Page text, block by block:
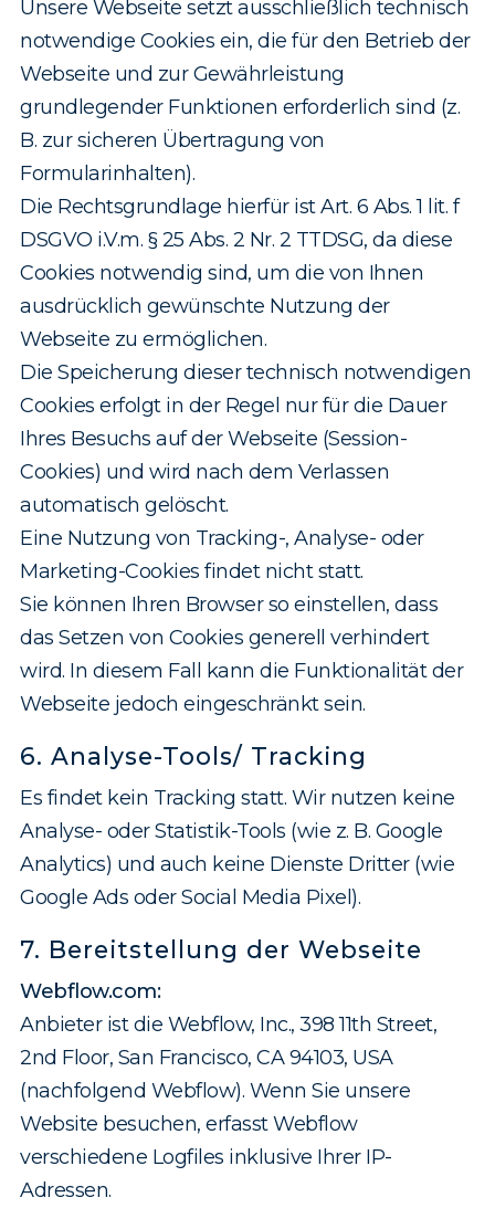
Unsere Webseite setzt ausschließlich technisch
notwendige Cookies ein, die für den Betrieb der
Webseite und zur Gewährleistung
grundlegender Funktionen erforderlich sind (z.
B. zur sicheren Übertragung von
Formularinhalten).
Die Rechtsgrundlage hierfür ist Art. 6 Abs. 1 lit. f
DSGVO i.V.m. § 25 Abs. 2 Nr. 2 TTDSG, da diese
Cookies notwendig sind, um die von Ihnen
ausdrücklich gewünschte Nutzung der
Webseite zu ermöglichen.
Die Speicherung dieser technisch notwendigen
Cookies erfolgt in der Regel nur für die Dauer
Ihres Besuchs auf der Webseite (Session-
Cookies) und wird nach dem Verlassen
automatisch gelöscht.
Eine Nutzung von Tracking-, Analyse- oder
Marketing-Cookies findet nicht statt.
Sie können Ihren Browser so einstellen, dass
das Setzen von Cookies generell verhindert
wird. In diesem Fall kann die Funktionalität der
Webseite jedoch eingeschränkt sein.
6. Analyse-Tools/ Tracking
Es findet kein Tracking statt. Wir nutzen keine
Analyse- oder Statistik-Tools (wie z. B. Google
Analytics) und auch keine Dienste Dritter (wie
Google Ads oder Social Media Pixel).
7. Bereitstellung der Webseite
Webflow.com:
Anbieter ist die Webflow, Inc., 398 11th Street,
2nd Floor, San Francisco, CA 94103, USA
(nachfolgend Webflow). Wenn Sie unsere
Website besuchen, erfasst Webflow
verschiedene Logfiles inklusive Ihrer IP-
Adressen.